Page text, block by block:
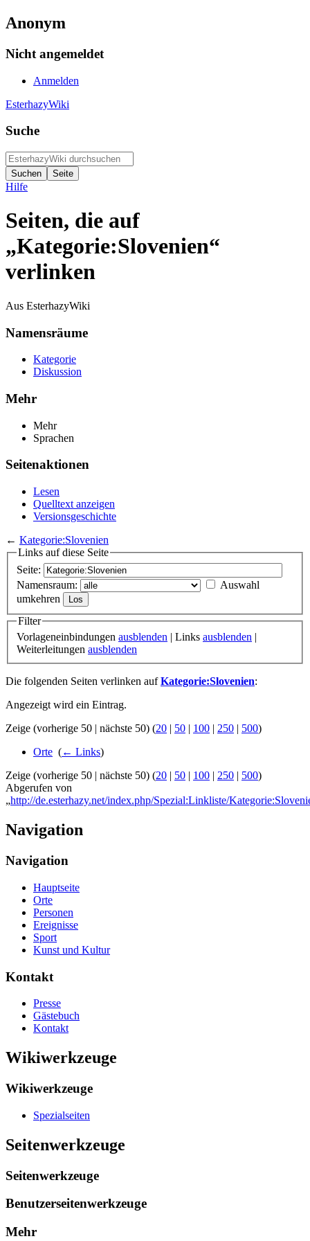
Anonym
Nicht angemeldet
Anmelden
EsterhazyWiki
Suche
Hilfe
Seiten, die auf
„Kategorie:Slovenien“
verlinken
Aus EsterhazyWiki
Namensräume
Kategorie
Diskussion
Mehr
Mehr
Sprachen
Seitenaktionen
Lesen
Quelltext anzeigen
Versionsgeschichte
← Kategorie:Slovenien
Links auf diese Seite
Seite:
Namensraum:
Auswahl
umkehren
Filter
Vorlageneinbindungen ausblenden | Links ausblenden |
Weiterleitungen ausblenden
Die folgenden Seiten verlinken aufKategorie:Slovenien:
Angezeigt wird ein Eintrag.
Zeige (vorherige 50 | nächste 50) (20 | 50 | 100 | 250 | 500)
Orte (← Links)
Zeige (vorherige 50 | nächste 50) (20 | 50 | 100 | 250 | 500)
Abgerufen von
„http://de.esterhazy.net/index.php/Spezial:Linkliste/
Navigation
Navigation
Hauptseite
Orte
Personen
Ereignisse
Sport
Kunst und Kultur
Kontakt
Presse
Gästebuch
Kontakt
Wikiwerkzeuge
Wikiwerkzeuge
Spezialseiten
Seitenwerkzeuge
Seitenwerkzeuge
Benutzerseitenwerkzeuge
Mehr